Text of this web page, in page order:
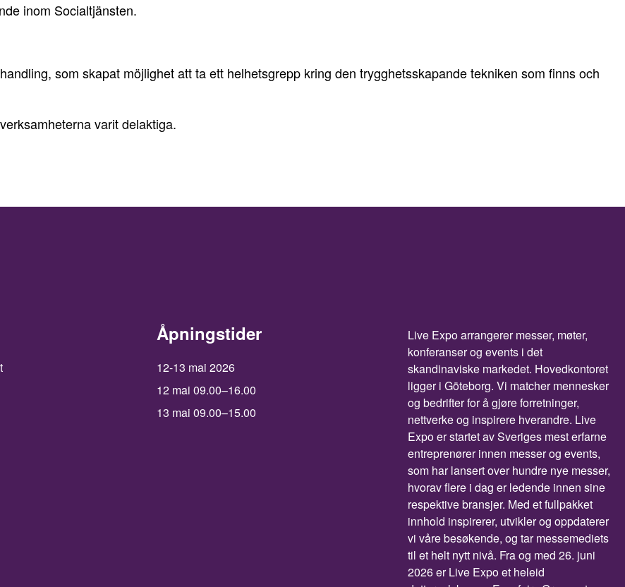
inom Socialtjänsten.
som skapat möjlighet att ta ett helhetsgrepp kring den trygghetsskapande tekniken som finns och
varit delaktiga.
Åpningstider
12-13 mai 2026
12 mai 09.00–16.00
13 mai 09.00–15.00
Live Expo arrangerer messer, møter,
konferanser og events i det
skandinaviske markedet. Hovedkontoret
ligger i Göteborg. Vi matcher mennesker
og bedrifter for å gjøre forretninger,
nettverke og inspirere hverandre. Live
Expo er startet av Sveriges mest erfarne
entreprenører innen messer og events,
som har lansert over hundre nye messer,
hvorav flere i dag er ledende innen sine
respektive bransjer. Med et fullpakket
innhold inspirerer, utvikler og oppdaterer
vi våre besøkende, og tar messemediets
til et helt nytt nivå. Fra og med 26. juni
2026 er Live Expo et heleid